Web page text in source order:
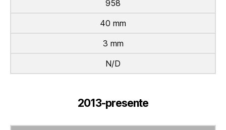
958
40 mm
3 mm
N/D
2013-presente